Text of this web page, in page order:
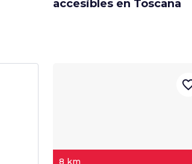
accesibles en Toscana
8 km